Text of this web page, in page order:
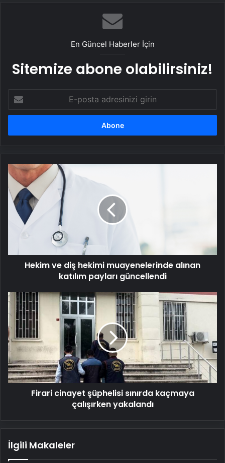
En Güncel Haberler İçin
Sitemize abone olabilirsiniz!
posta
adresinizi
Hekim
ve
diş
hekimi
muayenelerinde
alınan
güncellendi
Hekim ve diş hekimi muayenelerinde alınan
katılım payları güncellendi
Firari
cinayet
şüphelisi
sınırda
kaçmaya
çalışırken
yakalandı
Firari cinayet şüphelisi sınırda kaçmaya
çalışırken yakalandı
İlgili Makaleler